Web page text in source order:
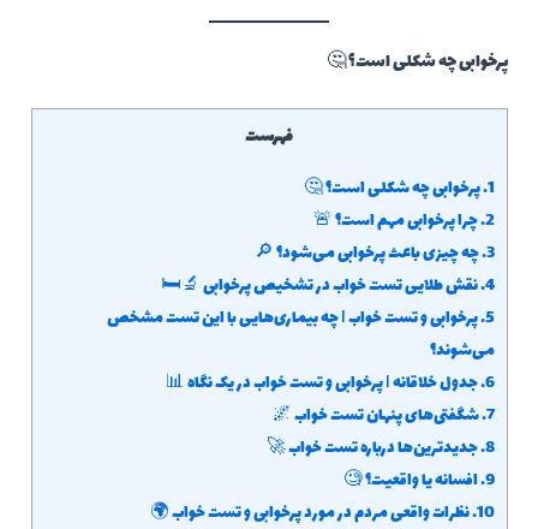
پرخوابی چه شکلی است؟ 🤔
فهرست
1. پرخوابی چه شکلی است؟ 🤔
2. چرا پرخوابی مهم است؟ 🚨
3. چه چیزی باعث پرخوابی می‌شود؟ 🔎
4. نقش طلایی تست خواب در تشخیص پرخوابی 🔬🛏️
5. پرخوابی و تست خواب | چه بیماری‌هایی با این تست مشخص
می‌شوند؟
6. جدول خلاقانه | پرخوابی و تست خواب در یک نگاه 📊
7. شگفتی‌های پنهان تست خواب 🌌
8. جدیدترین‌ها درباره تست خواب 🚀
9. افسانه یا واقعیت؟ 🧐
10. نظرات واقعی مردم در مورد پرخوابی و تست خواب 🌍